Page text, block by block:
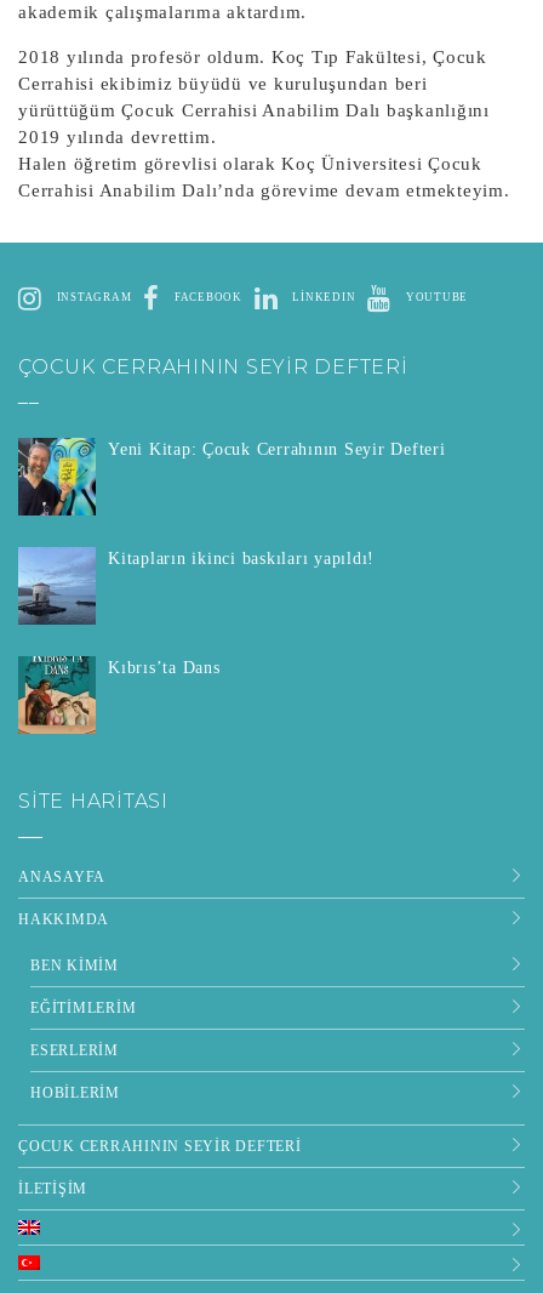
akademik çalışmalarıma aktardım.
2018 yılında profesör oldum. Koç Tıp Fakültesi, Çocuk
Cerrahisi ekibimiz büyüdü ve kuruluşundan beri
yürüttüğüm Çocuk Cerrahisi Anabilim Dalı başkanlığını
2019 yılında devrettim.
Halen öğretim görevlisi olarak Koç Üniversitesi Çocuk
Cerrahisi Anabilim Dalı’nda görevime devam etmekteyim.
INSTAGRAM FACEBOOK LINKEDIN YOUTUBE
ÇOCUK CERRAHININ SEYİR DEFTERİ
Yeni Kitap: Çocuk Cerrahının Seyir Defteri
Kitapların ikinci baskıları yapıldı!
Kıbrıs’ta Dans
SITE HARITASI
ANASAYFA
HAKKIMDA
BEN KIMIM
EĞITIMLERIM
ESERLERIM
HOBILERIM
ÇOCUK CERRAHININ SEYIR DEFTERI
İLETIŞIM